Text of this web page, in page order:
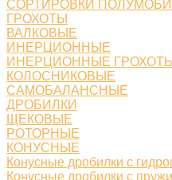
СОРТИРОВКИ
ГРОХОТЫ
ВАЛКОВЫЕ
ИНЕРЦИОННЫЕ
ИНЕРЦИОННЫЕ
КОЛОСНИКОВЫЕ
САМОБАЛАНСНЫЕ
ДРОБИЛКИ
ЩЕКОВЫЕ
РОТОРНЫЕ
КОНУСНЫЕ
Конусные дробилки с
Конусные дробилки с